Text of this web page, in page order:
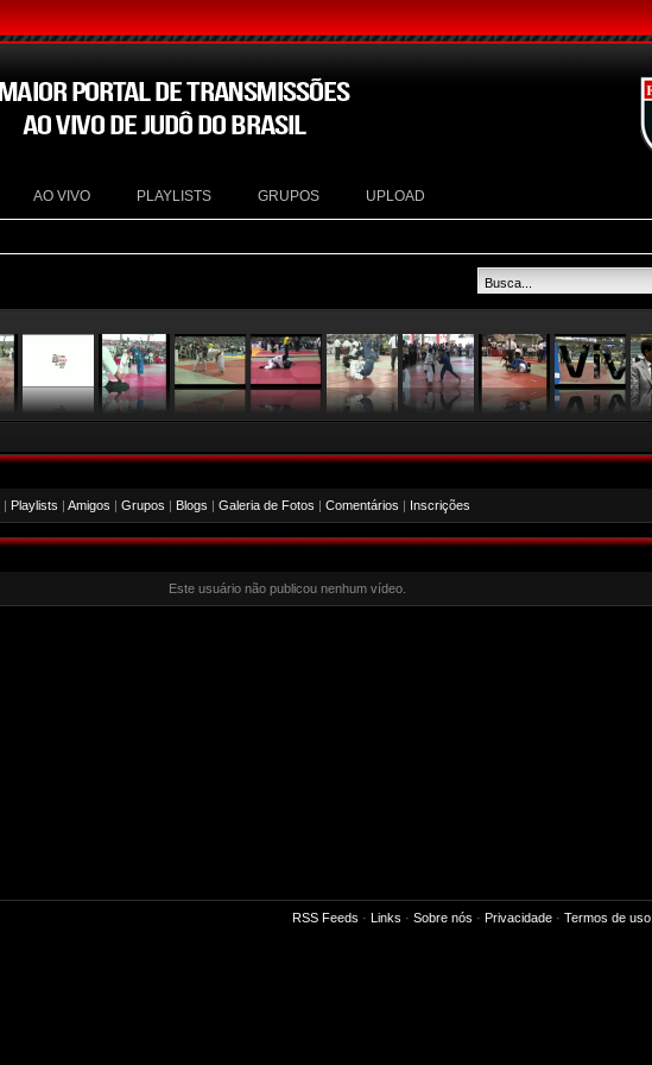
AO VIVO PLAYLISTS GRUPOS UPLOAD
| Playlists | Amigos | Grupos | Blogs | Galeria de Fotos | Comentários | Inscrições
Este usuário não publicou nenhum vídeo.
RSS Feeds · Links · Sobre nós · Privacidade · Termos de uso